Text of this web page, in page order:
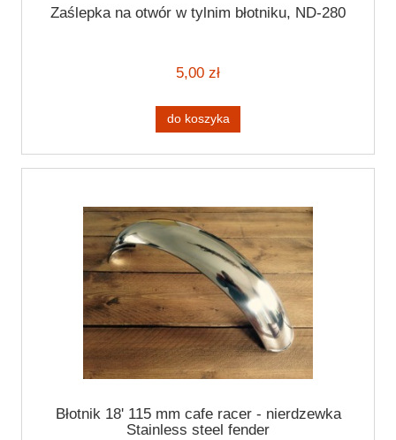
Zaślepka na otwór w tylnim błotniku, ND-280
5,00 zł
do koszyka
Błotnik 18' 115 mm cafe racer - nierdzewka
Stainless steel fender